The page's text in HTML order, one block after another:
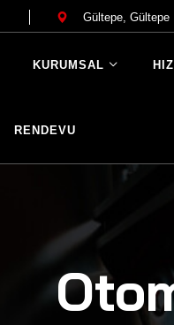
Gültepe,
KURUMSAL
RENDEVU